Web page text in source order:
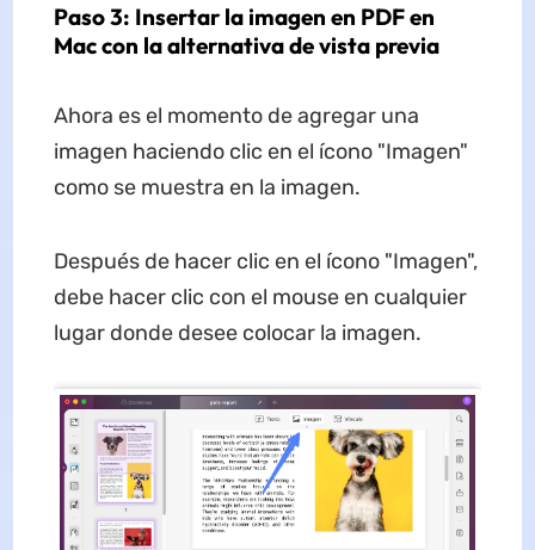
Paso 3: Insertar la imagen en PDF en
Mac con la alternativa de vista previa
Ahora es el momento de agregar una
imagen haciendo clic en el ícono "Imagen"
como se muestra en la imagen.
Después de hacer clic en el ícono "Imagen",
debe hacer clic con el mouse en cualquier
lugar donde desee colocar la imagen.